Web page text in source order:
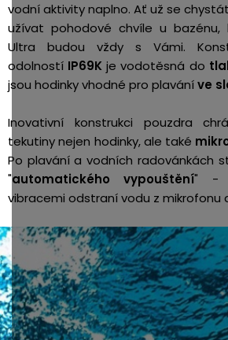
vodní aktivity naplno. Ať už se
užívat pohodové chvíle u bazénu,
Ultra budou vždy s Vámi.
odolností IP69Kje vodotěsná do
jsou hodinky vhodné pro plaváníve
Inovativní konstrukci pouzdra
tekutiny nejen hodinky, ale také
Po plavání a vodních radovánkách
"automatického vypouštění" -
vibracemi odstraní vodu z mikrofonu